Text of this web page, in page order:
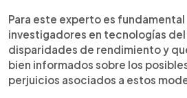
Para este experto es
investigadores en tecnologías del
disparidades de rendimiento y
bien informados sobre los
perjuicios asociados a estos